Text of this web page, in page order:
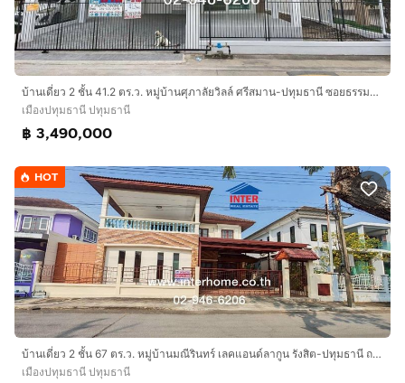
บ้านเดี่ยว 2 ชั้น 41.2 ตร.ว. หมู่บ้านศุภาลัยวิลล์ ศรีสมาน-ปทุมธานี ซอยธรรมสุธีร์ ถนนปทุมธานี-สานใน ถนนสรงประภา เมืองปทุมธานี ปทุมธานี
เมืองปทุมธานี ปทุมธานี
฿ 3,490,000
HOT
บ้านเดี่ยว 2 ชั้น 67 ตร.ว. หมู่บ้านมณีรินทร์ เลคแอนด์ลากูน รังสิต-ปทุมธานี ถนนรังสิต-ปทุมธานี ถนนติวานนท์ เมืองปทุมธานี ปทุมธานี
เมืองปทุมธานี ปทุมธานี